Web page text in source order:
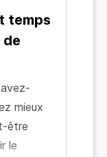
temps
mieux
être
le